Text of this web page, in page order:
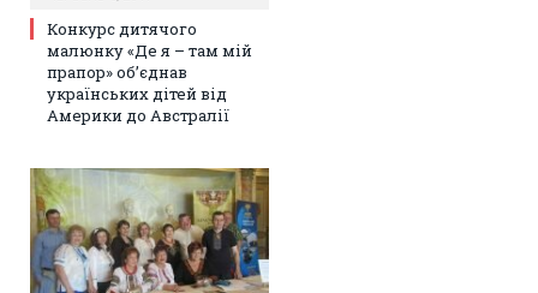
Конкурс дитячого
малюнку «Де я – там мій
прапор» об’єднав
українських дітей від
Америки до Австралії